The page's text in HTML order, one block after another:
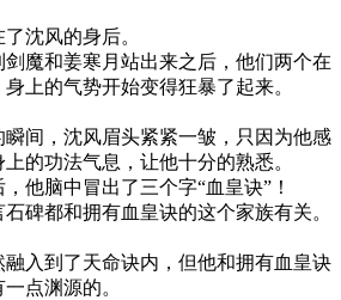
沈风的身后。
魔和姜寒月站出来之后，他们两个在
上的气势开始变得狂暴了起来。
间，沈风眉头紧紧一皱，只因为他感
的功法气息，让他十分的熟悉。
他脑中冒出了三个字“血皇诀”！
碑都和拥有血皇诀的这个家族有关。
入到了天命诀内，但他和拥有血皇诀
点渊源的。